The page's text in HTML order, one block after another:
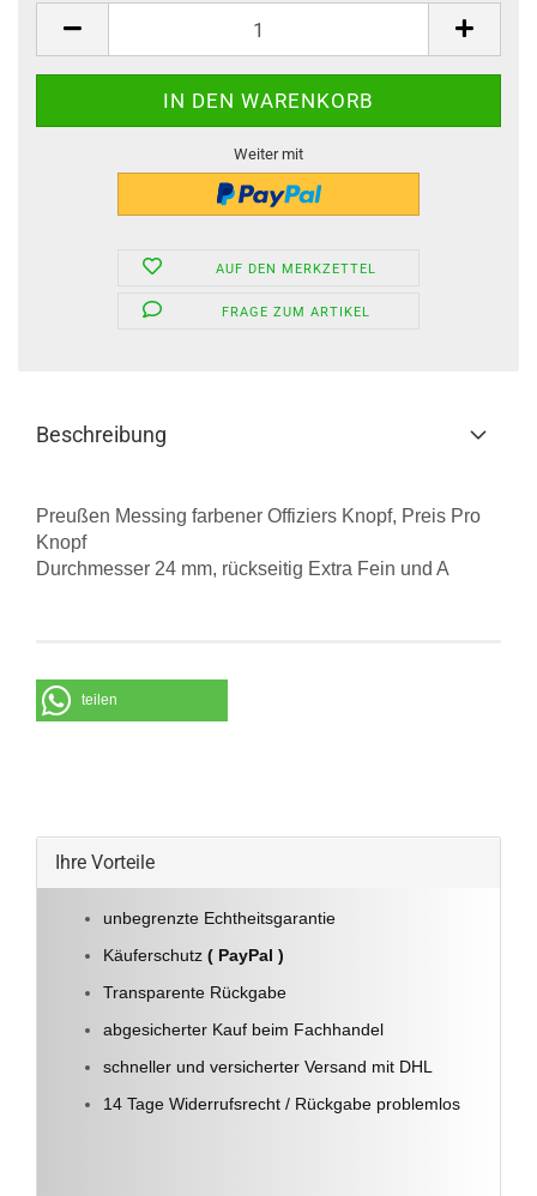
Weiter mit
AUF DEN MERKZETTEL
FRAGE ZUM ARTIKEL
Beschreibung
Preußen Messing farbener Offiziers Knopf, Preis Pro
Knopf
Durchmesser 24 mm, rückseitig Extra Fein und A
teilen
Ihre Vorteile
unbegrenzte Echtheitsgarantie
Käuferschutz ( PayPal )
Transparente Rückgabe
abgesicherter Kauf beim Fachhandel
schneller und versicherter Versand mit DHL
14 Tage Widerrufsrecht / Rückgabe problemlos